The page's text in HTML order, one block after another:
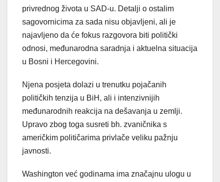
privrednog života u SAD-u. Detalji o ostalim
sagovornicima za sada nisu objavljeni, ali je
najavljeno da će fokus razgovora biti politički
odnosi, međunarodna saradnja i aktuelna situacija
u Bosni i Hercegovini.
Njena posjeta dolazi u trenutku pojačanih
političkih tenzija u BiH, ali i intenzivnijih
međunarodnih reakcija na dešavanja u zemlji.
Upravo zbog toga susreti bh. zvaničnika s
američkim političarima privlače veliku pažnju
javnosti.
Washington već godinama ima značajnu ulogu u